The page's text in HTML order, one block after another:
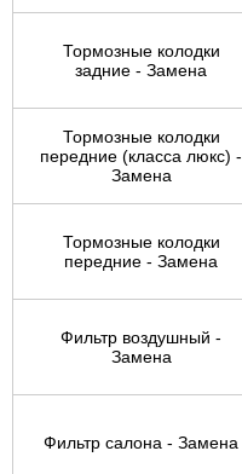
Тормозные колодки
задние - Замена
Тормозные колодки
передние (класса люкс) -
Замена
Тормозные колодки
передние - Замена
Фильтр воздушный -
Замена
Фильтр салона - Замена